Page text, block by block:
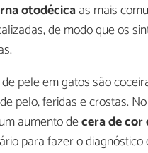
otodécicaas mais
de modo que os
pele em gatos são
pelo, feridas e crostas.
aumento decera de cor
para fazer o